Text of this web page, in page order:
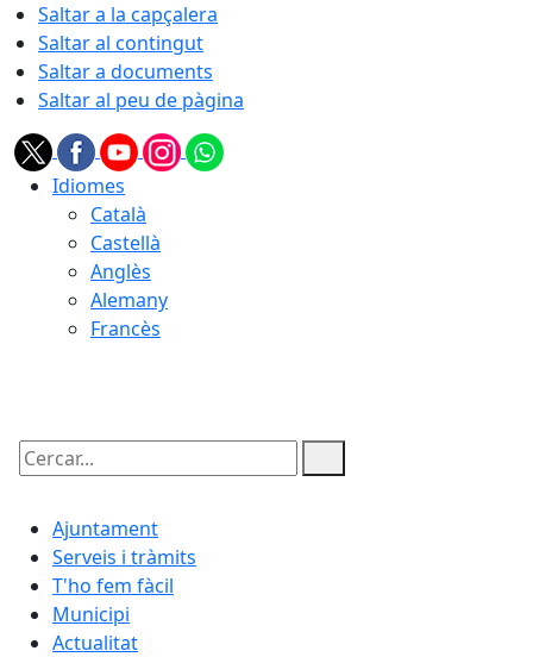
Saltar a la capçalera
Saltar al contingut
Saltar a documents
Saltar al peu de pàgina
Idiomes
Català
Castellà
Anglès
Alemany
Francès
Cercar:
Ajuntament
Serveis i tràmits
T'ho fem fàcil
Municipi
Actualitat